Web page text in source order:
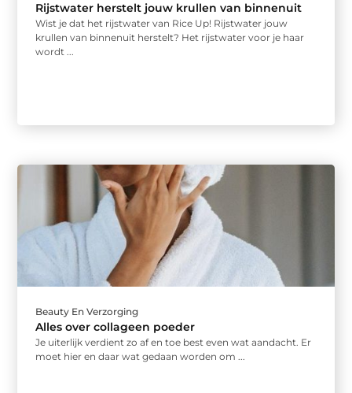
Rijstwater herstelt jouw krullen van binnenuit
Wist je dat het rijstwater van Rice Up! Rijstwater jouw
krullen van binnenuit herstelt? Het rijstwater voor je haar
wordt ...
Beauty En Verzorging
Alles over collageen poeder
Je uiterlijk verdient zo af en toe best even wat aandacht. Er
moet hier en daar wat gedaan worden om ...